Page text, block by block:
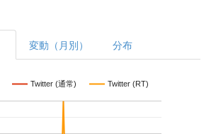
変動（月別） 分布
Twitter (通常) Twitter (RT)